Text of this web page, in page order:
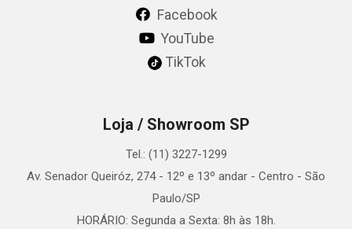
Facebook
YouTube
TikTok
Loja / Showroom SP
Tel.: (11) 3227-1299
Av. Senador Queiróz, 274 - 12º e 13º andar - Centro - São
Paulo/SP
HORÁRIO: Segunda a Sexta: 8h às 18h.